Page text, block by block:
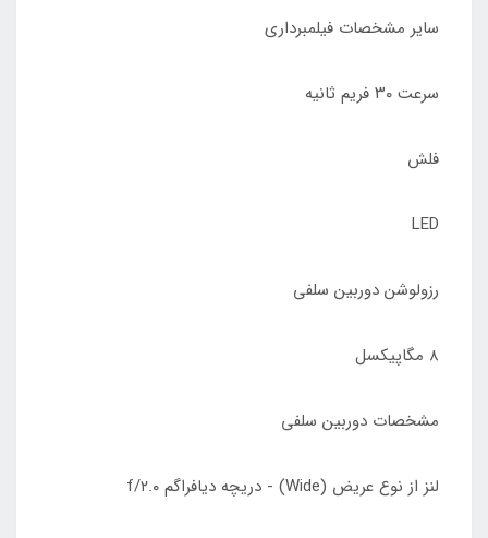
سایر مشخصات فیلمبرداری
سرعت ۳۰ فریم ثانیه
فلش
LED
رزولوشن دوربین سلفی
۸ مگاپیکسل
مشخصات دوربین سلفی
لنز از نوع عریض (Wide) - دریچه دیافراگم f/۲.۰